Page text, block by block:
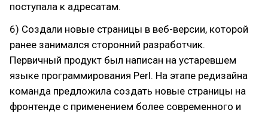
поступала к адресатам.
6) Создали новые страницы в веб-версии, которой
ранее занимался сторонний разработчик.
Первичный продукт был написан на устаревшем
языке программирования Perl. На этапе редизайна
команда предложила создать новые страницы на
фронтенде с применением более современного и